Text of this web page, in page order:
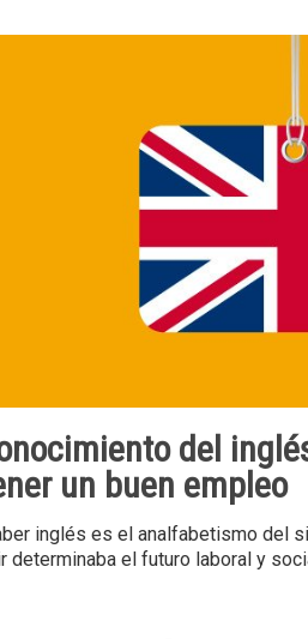
del
un buen empleo
inglés es el analfabetismo del
determinaba el futuro laboral y